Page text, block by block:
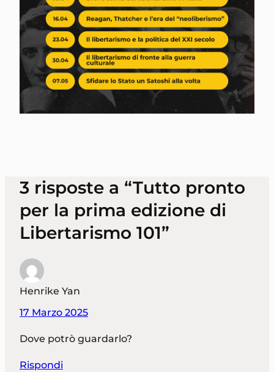
3 risposte a “Tutto pronto
per la prima edizione di
Libertarismo 101”
Henrike Yan
17 Marzo 2025
Dove potrò guardarlo?
Rispondi